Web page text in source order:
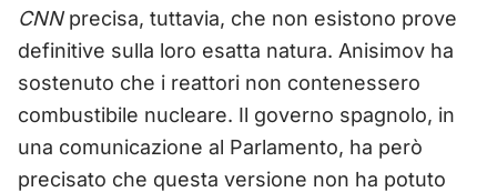
CNNprecisa, tuttavia, che non esistono prove
definitive sulla loro esatta natura. Anisimov ha
sostenuto che i reattori non contenessero
combustibile nucleare. Il governo spagnolo, in
una comunicazione al Parlamento, ha però
precisato che questa versione non ha potuto